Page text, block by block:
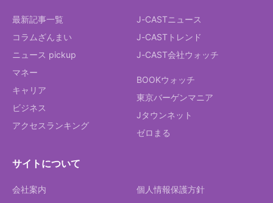
最新記事一覧
コラムざんまい
ニュース pickup
マネー
キャリア
ビジネス
アクセスランキング
J-CASTニュース
J-CASTトレンド
J-CAST会社ウォッチ
BOOKウォッチ
東京バーゲンマニア
Jタウンネット
ゼロまる
サイトについて
会社案内
個人情報保護方針